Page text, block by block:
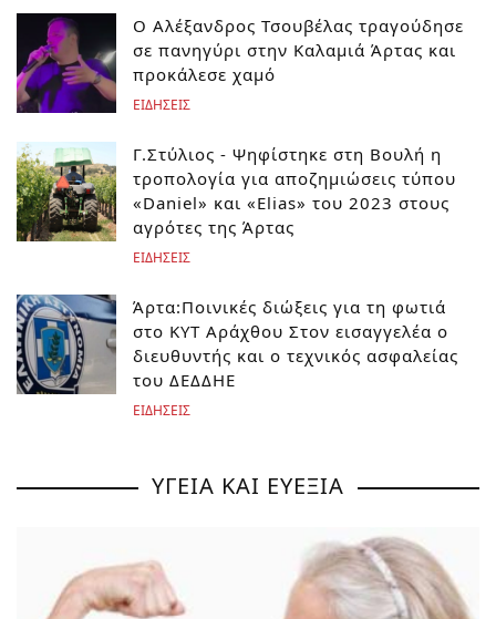
Ο Αλέξανδρος Τσουβέλας τραγούδησε
σε πανηγύρι στην Καλαμιά Άρτας και
προκάλεσε χαμό
ΕΙΔΗΣΕΙΣ
Γ.Στύλιος - Ψηφίστηκε στη Βουλή η
τροπολογία για αποζημιώσεις τύπου
«Daniel» και «Elias» του 2023 στους
αγρότες της Άρτας
ΕΙΔΗΣΕΙΣ
Άρτα:Ποινικές διώξεις για τη φωτιά
στο ΚΥΤ Αράχθου Στον εισαγγελέα ο
διευθυντής και ο τεχνικός ασφαλείας
του ΔΕΔΔΗΕ
ΕΙΔΗΣΕΙΣ
ΥΓΕΙΑ ΚΑΙ ΕΥΕΞΙΑ